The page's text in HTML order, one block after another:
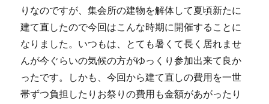
りなのですが、集会所の建物を解体して夏頃新たに
建て直したので今回はこんな時期に開催することに
なりました。いつもは、とても暑くて長く居れませ
んが今ぐらいの気候の方がゆっくり参加出来て良か
ったです。しかも、今回から建て直しの費用を一世
帯ずつ負担したりお祭りの費用も金額があがったり